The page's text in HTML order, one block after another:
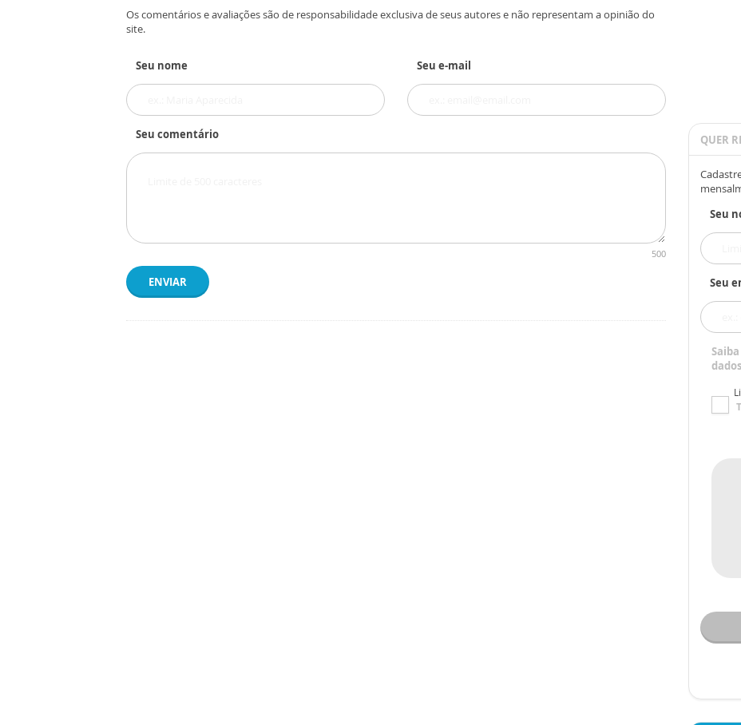
Os comentários e avaliações são de responsabilidade exclusiva de seus autores e não representam a opinião do
site.
Seu nome Seu e-mail
Seu comentário
500
ENVIAR
QUER
Seu
Seu
dados